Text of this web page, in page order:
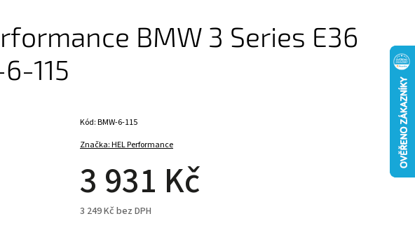
BMW 3 Series E36
115
Značka:HEL Performance
3 931 Kč
3 249 Kč bez DPH
Kód:BMW-6-115